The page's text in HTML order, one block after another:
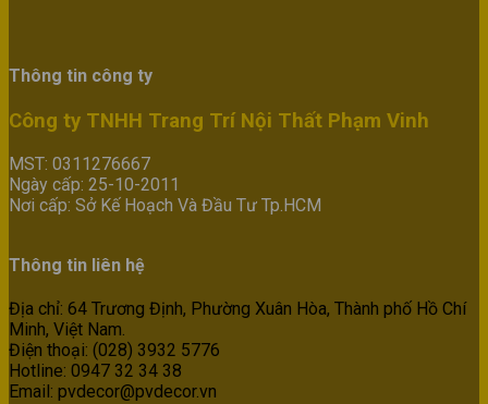
Thông tin công ty
Công ty TNHH Trang Trí Nội Thất Phạm Vinh
MST: 0311276667
Ngày cấp: 25-10-2011
Nơi cấp: Sở Kế Hoạch Và Đầu Tư Tp.HCM
Thông tin liên hệ
Địa chỉ: 64 Trương Định, Phường Xuân Hòa, Thành phố Hồ Chí
Minh, Việt Nam.
Điện thoại: (028) 3932 5776
Hotline: 0947 32 34 38
Email: pvdecor@pvdecor.vn